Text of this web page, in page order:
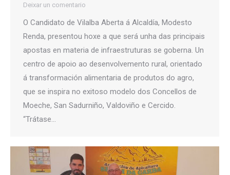
Deixar un comentario
O Candidato de Vilalba Aberta á Alcaldía, Modesto
Renda, presentou hoxe a que será unha das principais
apostas en materia de infraestruturas se goberna. Un
centro de apoio ao desenvolvemento rural, orientado
á transformación alimentaria de produtos do agro,
que se inspira no exitoso modelo dos Concellos de
Moeche, San Sadurniño, Valdoviño e Cercido.
“Trátase…